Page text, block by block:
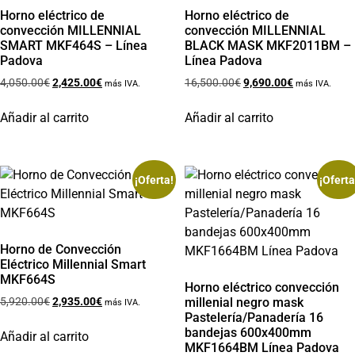
Horno eléctrico de
convección MILLENNIAL
SMART MKF464S – Línea
Padova
4,050.00€2,425.00€ más IVA.
Añadir al carrito
Horno eléctrico de
convección MILLENNIAL
BLACK MASK MKF2011BM –
Línea Padova
16,500.00€9,690.00€ más IVA.
Añadir al carrito
¡Oferta!
Horno de Convección
Eléctrico Millennial Smart
MKF664S
5,920.00€2,935.00€ más IVA.
Añadir al carrito
Horno eléctrico convección
millenial negro mask
Pastelería/Panadería 16
bandejas 600x400mm
MKF1664BM Línea Padova